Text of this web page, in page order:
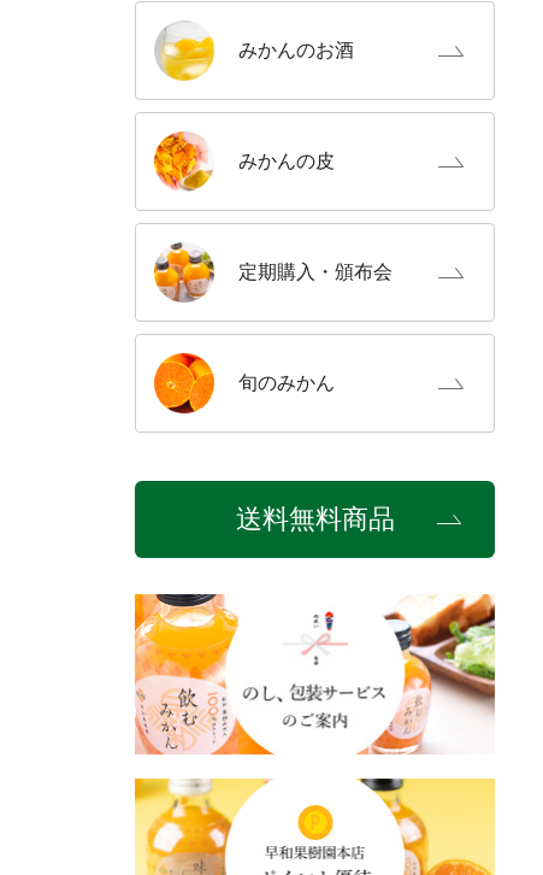
みかんのお酒
みかんの皮
定期購入 ・頒布会
旬のみかん
送料無料商品